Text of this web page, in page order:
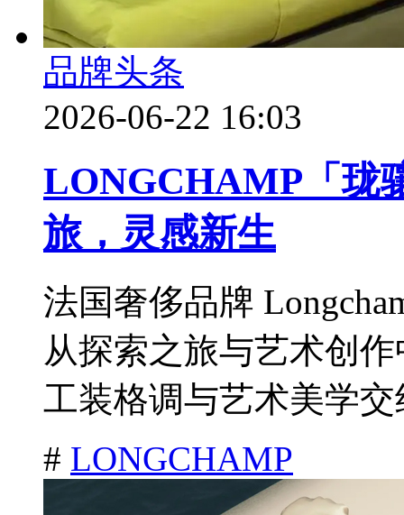
品牌头条
2026-06-22 16:03
LONGCHAMP「珑
旅，灵感新生
法国奢侈品牌
从探索之旅与艺术创
工装格调与艺术美学交
# LONGCHAMP